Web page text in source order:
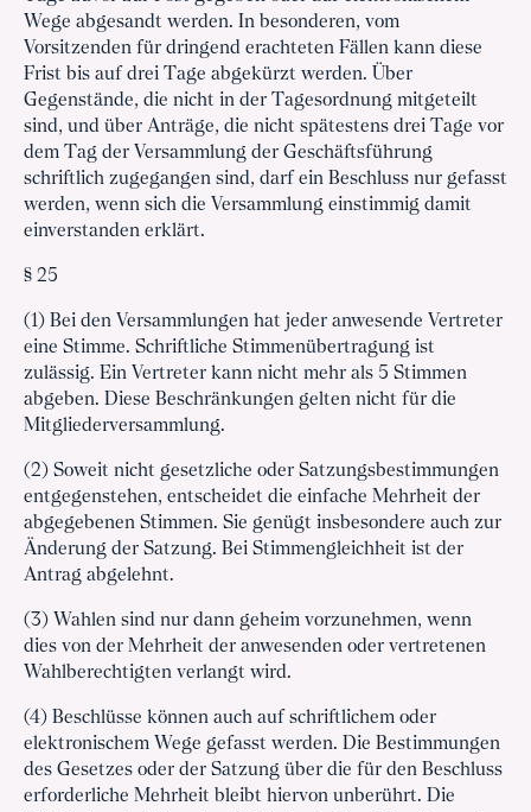
Wege abgesandt werden. In besonderen, vom
Vorsitzenden für dringend erachteten Fällen kann diese
Frist bis auf drei Tage abgekürzt werden. Über
Gegenstände, die nicht in der Tagesordnung mitgeteilt
sind, und über Anträge, die nicht spätestens drei Tage vor
dem Tag der Versammlung der Geschäftsführung
schriftlich zugegangen sind, darf ein Beschluss nur gefasst
werden, wenn sich die Versammlung einstimmig damit
einverstanden erklärt.
§ 25
(1) Bei den Versammlungen hat jeder anwesende Vertreter
eine Stimme. Schriftliche Stimmenübertragung ist
zulässig. Ein Vertreter kann nicht mehr als 5 Stimmen
abgeben. Diese Beschränkungen gelten nicht für die
Mitgliederversammlung.
(2) Soweit nicht gesetzliche oder Satzungsbestimmungen
entgegenstehen, entscheidet die einfache Mehrheit der
abgegebenen Stimmen. Sie genügt insbesondere auch zur
Änderung der Satzung. Bei Stimmengleichheit ist der
Antrag abgelehnt.
(3) Wahlen sind nur dann geheim vorzunehmen, wenn
dies von der Mehrheit der anwesenden oder vertretenen
Wahlberechtigten verlangt wird.
(4) Beschlüsse können auch auf schriftlichem oder
elektronischem Wege gefasst werden. Die Bestimmungen
des Gesetzes oder der Satzung über die für den Beschluss
erforderliche Mehrheit bleibt hiervon unberührt. Die